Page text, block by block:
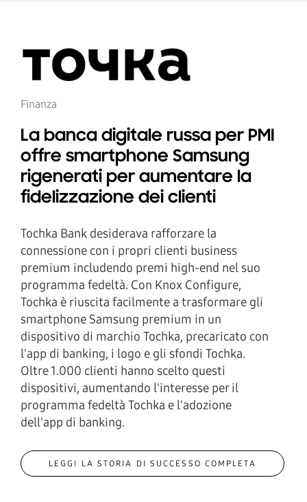
Finanza
La banca digitale russa per PMI
offre smartphone Samsung
rigenerati per aumentare la
fidelizzazione dei clienti
Tochka Bank desiderava rafforzare la
connessione con i propri clienti business
premium includendo premi high-end nel suo
programma fedeltà. Con Knox Configure,
Tochka è riuscita facilmente a trasformare gli
smartphone Samsung premium in un
dispositivo di marchio Tochka, precaricato con
l'app di banking, i logo e gli sfondi Tochka.
Oltre 1.000 clienti hanno scelto questi
dispositivi, aumentando l'interesse per il
programma fedeltà Tochka e l'adozione
dell'app di banking.
LEGGI LA STORIA DI SUCCESSO COMPLETA